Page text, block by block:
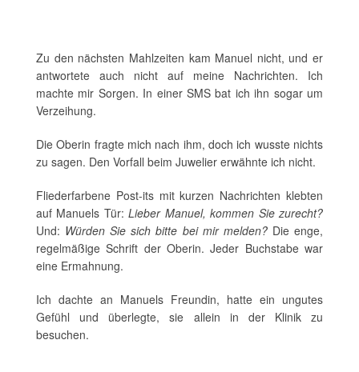
Zu den nächsten Mahlzeiten kam Manuel nicht, und er
antwortete auch nicht auf meine Nachrichten. Ich
machte mir Sorgen. In einer SMS bat ich ihn sogar um
Verzeihung.
Die Oberin fragte mich nach ihm, doch ich wusste nichts
zu sagen. Den Vorfall beim Juwelier erwähnte ich nicht.
Fliederfarbene Post-its mit kurzen Nachrichten klebten
auf Manuels Tür:Lieber Manuel, kommen Sie zurecht?
Und: Würden Sie sich bitte bei mir melden? Die enge,
regelmäßige Schrift der Oberin. Jeder Buchstabe war
eine Ermahnung.
Ich dachte an Manuels Freundin, hatte ein ungutes
Gefühl und überlegte, sie allein in der Klinik zu
besuchen.